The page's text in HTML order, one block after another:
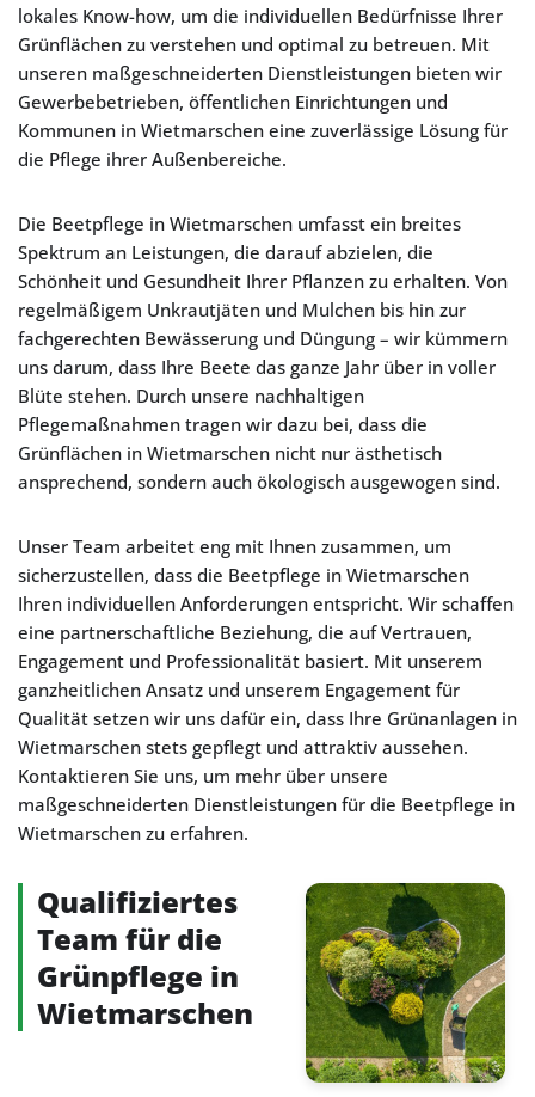
lokales Know-how, um die individuellen Bedürfnisse Ihrer
Grünflächen zu verstehen und optimal zu betreuen. Mit
unseren maßgeschneiderten Dienstleistungen bieten wir
Gewerbebetrieben, öffentlichen Einrichtungen und
Kommunen in Wietmarschen eine zuverlässige Lösung für
die Pflege ihrer Außenbereiche.
Die Beetpflege in Wietmarschen umfasst ein breites
Spektrum an Leistungen, die darauf abzielen, die
Schönheit und Gesundheit Ihrer Pflanzen zu erhalten. Von
regelmäßigem Unkrautjäten und Mulchen bis hin zur
fachgerechten Bewässerung und Düngung – wir kümmern
uns darum, dass Ihre Beete das ganze Jahr über in voller
Blüte stehen. Durch unsere nachhaltigen
Pflegemaßnahmen tragen wir dazu bei, dass die
Grünflächen in Wietmarschen nicht nur ästhetisch
ansprechend, sondern auch ökologisch ausgewogen sind.
Unser Team arbeitet eng mit Ihnen zusammen, um
sicherzustellen, dass die Beetpflege in Wietmarschen
Ihren individuellen Anforderungen entspricht. Wir schaffen
eine partnerschaftliche Beziehung, die auf Vertrauen,
Engagement und Professionalität basiert. Mit unserem
ganzheitlichen Ansatz und unserem Engagement für
Qualität setzen wir uns dafür ein, dass Ihre Grünanlagen in
Wietmarschen stets gepflegt und attraktiv aussehen.
Kontaktieren Sie uns, um mehr über unsere
maßgeschneiderten Dienstleistungen für die Beetpflege in
Wietmarschen zu erfahren.
Qualifiziertes
Team für die
Grünpflege in
Wietmarschen